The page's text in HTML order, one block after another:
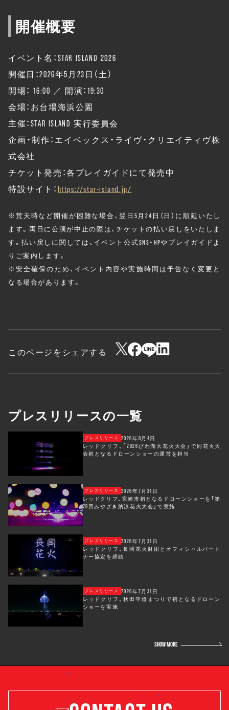
開催概要
イベント名：STAR ISLAND 2026
開催日：2026年5月23日（土）
開場： 16:00 ／ 開演：19:30
会場：お台場海浜公園
主催：STAR ISLAND 実行委員会
企画・制作：エイベックス・ライヴ・クリエイティヴ株
式会社
チケット発売：各プレイガイドにて発売中
特設サイト：https://star-island.jp/
※荒天時など開催が困難な場合、翌日5月24日（日）に順延いたし
ます。両日に公演が中止の際は、チケットの払い戻しをいたしま
す。払い戻しに関しては、イベント公式SNS・HPやプレイガイドよ
りご案内します。
※安全確保のため、イベント内容や実施時間は予告なく変更と
なる場合があります。
このページをシェアする
プレスリリースの一覧
2026年8月4日
プレスリリース
レッドクリフ、「2026びわ湖大花火大会」で同花火大
会初となるドローンショーの運営を担当
2026年7月31日
プレスリリース
レッドクリフ、宮崎市初となるドローンショーを「第
78回みやざき納涼花火大会」で実施
2026年7月31日
プレスリリース
レッドクリフ、長岡花火財団とオフィシャルパート
ナー協定を締結
2026年7月31日
プレスリリース
レッドクリフ、秋田竿燈まつりで初となるドローン
ショーを実施
SHOW MORE